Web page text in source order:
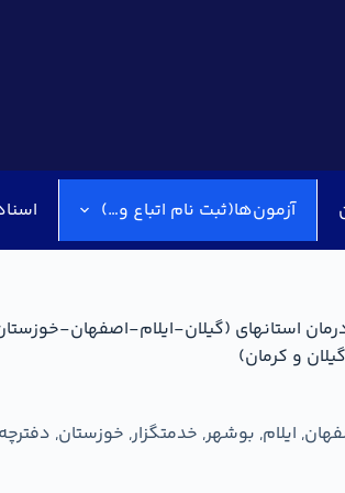
آزمون‌ها(ثبت نام اتباع و…)
استانهای (گیلان-ایلام-اصفهان-
و کرمان)
, ایلام, بوشهر, خدمتگزار, خوزستان,